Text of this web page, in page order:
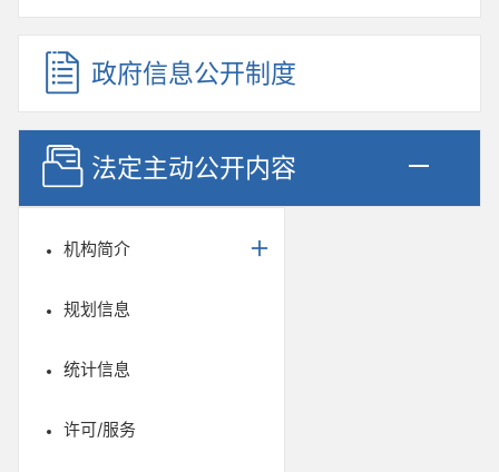
政府信息公开制度
法定主动公开内容
机构简介
规划信息
统计信息
许可/服务